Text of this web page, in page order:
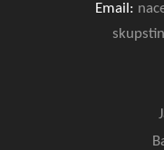
Email: